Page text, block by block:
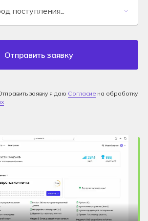
Отправить заявку
заявку я даю Согласие на обработку